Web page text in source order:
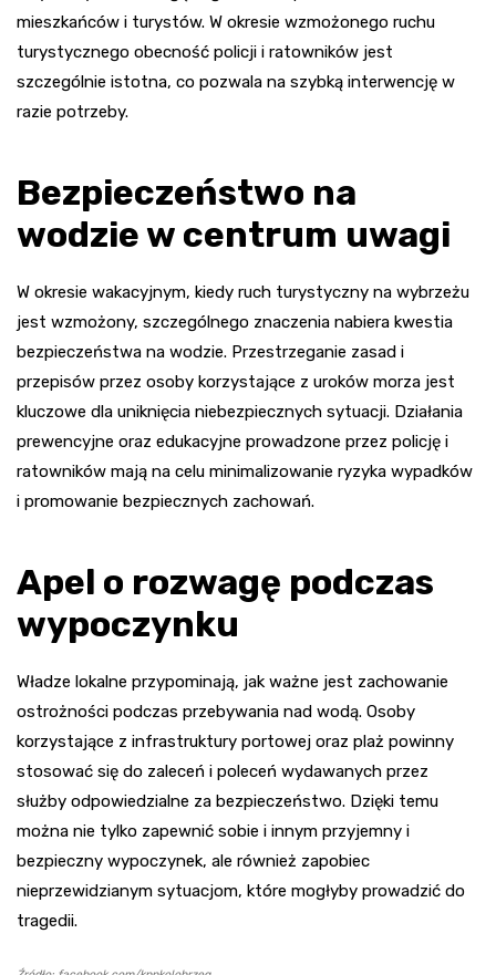
mieszkańców i turystów. W okresie wzmożonego ruchu
turystycznego obecność policji i ratowników jest
szczególnie istotna, co pozwala na szybką interwencję w
razie potrzeby.
Bezpieczeństwo na
wodzie w centrum uwagi
W okresie wakacyjnym, kiedy ruch turystyczny na wybrzeżu
jest wzmożony, szczególnego znaczenia nabiera kwestia
bezpieczeństwa na wodzie. Przestrzeganie zasad i
przepisów przez osoby korzystające z uroków morza jest
kluczowe dla uniknięcia niebezpiecznych sytuacji. Działania
prewencyjne oraz edukacyjne prowadzone przez policję i
ratowników mają na celu minimalizowanie ryzyka wypadków
i promowanie bezpiecznych zachowań.
Apel o rozwagę podczas
wypoczynku
Władze lokalne przypominają, jak ważne jest zachowanie
ostrożności podczas przebywania nad wodą. Osoby
korzystające z infrastruktury portowej oraz plaż powinny
stosować się do zaleceń i poleceń wydawanych przez
służby odpowiedzialne za bezpieczeństwo. Dzięki temu
można nie tylko zapewnić sobie i innym przyjemny i
bezpieczny wypoczynek, ale również zapobiec
nieprzewidzianym sytuacjom, które mogłyby prowadzić do
tragedii.